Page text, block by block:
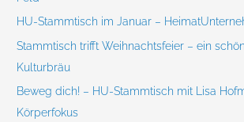
HU-Stammtisch im Januar –
Stammtisch trifft Weihnachtsfeier – ein
Kulturbräu
Beweg dich! – HU-Stammtisch mit Lisa
Körperfokus